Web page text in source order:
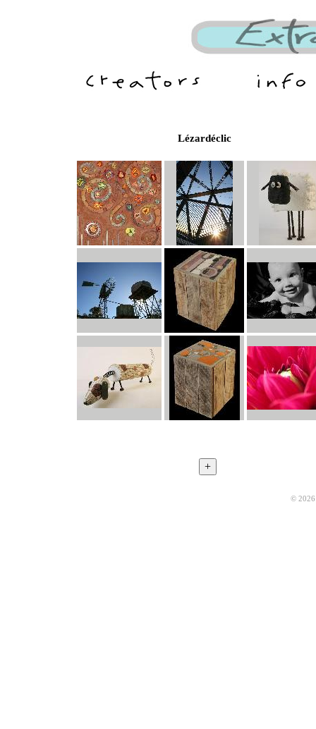
Lézardéclic
©